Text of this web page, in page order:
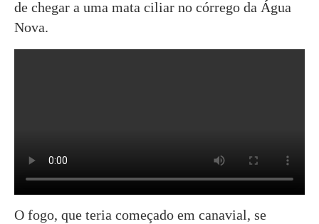
de chegar a uma mata ciliar no córrego da Água
Nova.
O fogo, que teria começado em canavial, se